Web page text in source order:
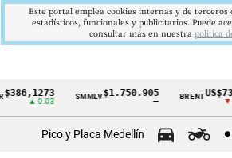
Cintillo
▲ 0.03
SMMLV$1.750.905 BRENT
▼
Pico y Placa Medellín
Este portal emplea cookies internas y de terceros
estadísticos, funcionales y publicitarios. Puede
consultar más en nuestra politica